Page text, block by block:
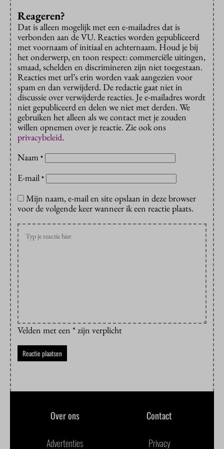
Reageren?
Dat is alleen mogelijk met een e-mailadres dat is
verbonden aan de VU. Reacties worden gepubliceerd
met voornaam of initiaal en achternaam. Houd je bij
het onderwerp, en toon respect: commerciële uitingen,
smaad, schelden en discrimineren zijn niet toegestaan.
Reacties met url’s erin worden vaak aangezien voor
spam en dan verwijderd. De redactie gaat niet in
discussie over verwijderde reacties. Je e-mailadres wordt
niet gepubliceerd en delen we niet met derden. We
gebruiken het alleen als we contact met je zouden
willen opnemen over je reactie. Zie ook ons
privacybeleid.
Naam *
E-mail *
Mijn naam, e-mail en site opslaan in deze browser
voor de volgende keer wanneer ik een reactie plaats.
Velden met een * zijn verplicht
Over ons Contact
Advertenties Privacy